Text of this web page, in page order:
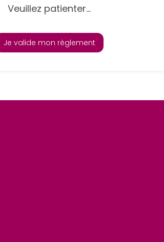
Veuillez patienter...
Je valide mon règlement